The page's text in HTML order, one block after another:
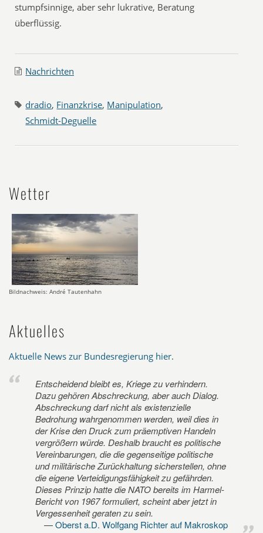
stumpfsinnige, aber sehr lukrative, Beratung
überflüssig.
Nachrichten
dradio, Finanzkrise, Manipulation,
Schmidt-Deguelle
Wetter
Bildnachweis: André Tautenhahn
Aktuelles
Aktuelle News zur Bundesregierung hier.
Entscheidend bleibt es, Kriege zu verhindern.
Dazu gehören Abschreckung, aber auch Dialog.
Abschreckung darf nicht als existenzielle
Bedrohung wahrgenommen werden, weil dies in
der Krise den Druck zum präemptiven Handeln
vergrößern würde. Deshalb braucht es politische
Vereinbarungen, die die gegenseitige politische
und militärische Zurückhaltung sicherstellen, ohne
die eigene Verteidigungsfähigkeit zu gefährden.
Dieses Prinzip hatte die NATO bereits im Harmel-
Bericht von 1967 formuliert, scheint aber jetzt in
Vergessenheit geraten zu sein.
Oberst a.D. Wolfgang Richter auf Makroskop